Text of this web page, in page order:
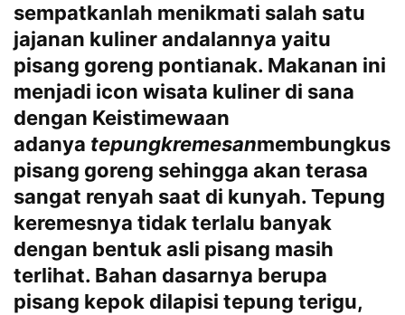
sempatkanlah menikmati salah satu
jajanan kuliner andalannya yaitu
pisang goreng pontianak. Makanan ini
menjadi icon wisata kuliner di sana
dengan Keistimewaan
adanya tepungkremesanmembungkus
pisang goreng sehingga akan terasa
sangat renyah saat di kunyah. Tepung
keremesnya tidak terlalu banyak
dengan bentuk asli pisang masih
terlihat. Bahan dasarnya berupa
pisang kepok dilapisi tepung terigu,